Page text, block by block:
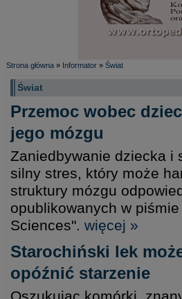
Strona główna » Informator » Świat
Świat
Przemoc wobec
jego mózgu
Zaniedbywanie dziecka i
silny stres, który może
struktury mózgu
opublikowanych w
Sciences". więcej »
Starochiński lek
opóźnić starzenie